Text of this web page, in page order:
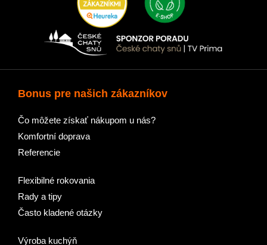
Bonus pre našich zákazníkov
Čo môžete získať nákupom u nás?
Komfortní doprava
Referencie
Flexibilné rokovania
Rady a tipy
Často kladené otázky
Výroba kuchýň